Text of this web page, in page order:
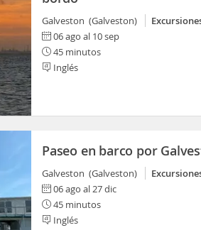
Galveston (Galveston)
06 ago al 10 sep
45 minutos
Inglés
Paseo en barco por
Galveston (Galveston)
06 ago al 27 dic
45 minutos
Inglés